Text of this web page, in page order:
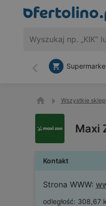
Wstecz
Wszystkie
Maxi
Kontakt
Strona WWW:
odległość: 308,67